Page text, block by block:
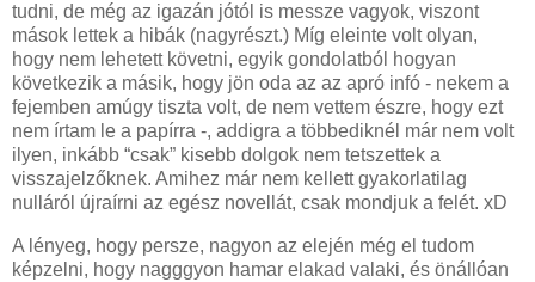
tudni, de még az igazán jótól is messze vagyok, viszont
mások lettek a hibák (nagyrészt.) Míg eleinte volt olyan,
hogy nem lehetett követni, egyik gondolatból hogyan
következik a másik, hogy jön oda az az apró infó - nekem a
fejemben amúgy tiszta volt, de nem vettem észre, hogy ezt
nem írtam le a papírra -, addigra a többediknél már nem volt
ilyen, inkább “csak” kisebb dolgok nem tetszettek a
visszajelzőknek. Amihez már nem kellett gyakorlatilag
nulláról újraírni az egész novellát, csak mondjuk a felét. xD
A lényeg, hogy persze, nagyon az elején még el tudom
képzelni, hogy nagggyon hamar elakad valaki, és önállóan